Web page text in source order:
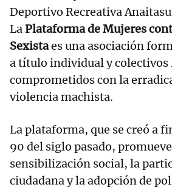
Deportivo Recreativa
LaPlataforma de Mujeres
Sexistaes una asociación
a título individual y
comprometidos con la
violencia machista.
La plataforma, que se creó a
90 del siglo pasado,
sensibilización social, la
ciudadana y la adopción de